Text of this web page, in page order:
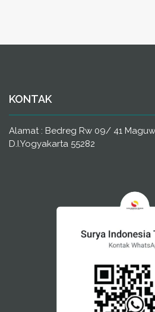
KONTAK
Alamat : Bedreg Rw 09/ 41
D.I.Yogyakarta 55282